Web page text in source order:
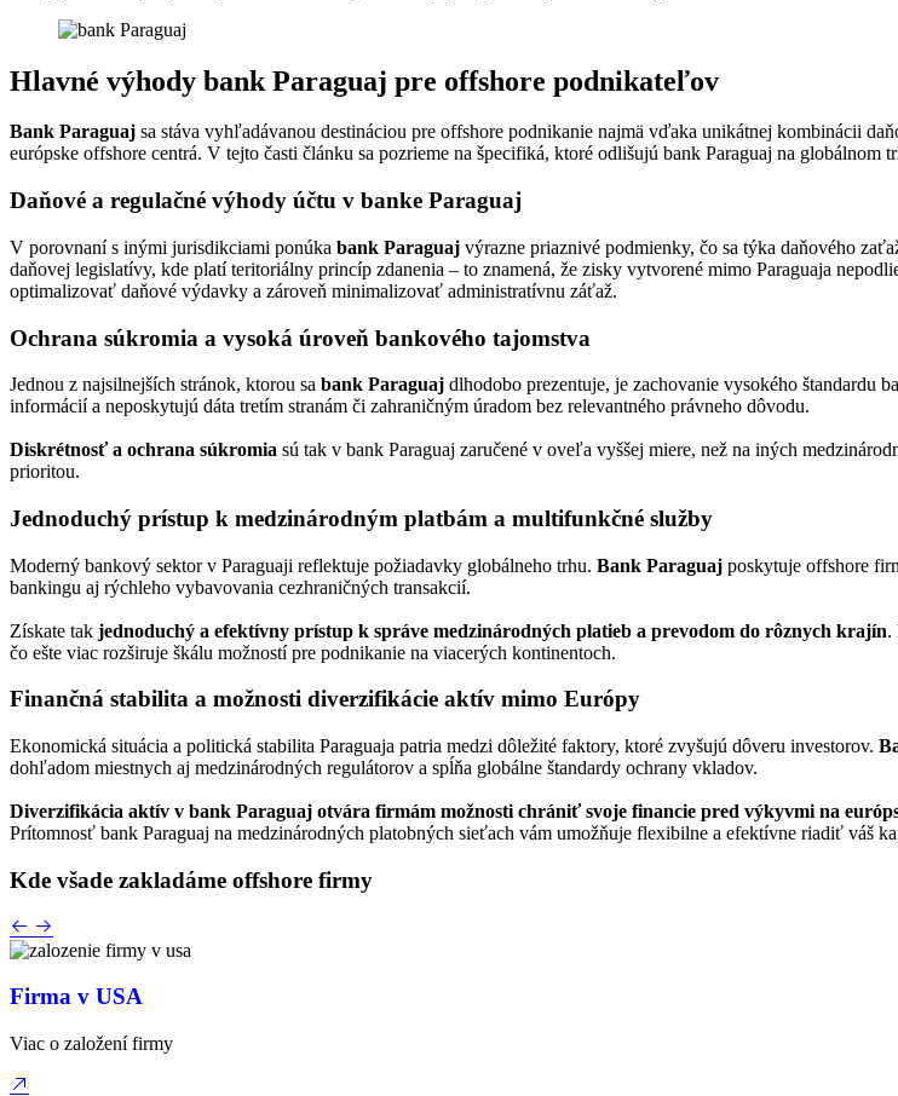
Hlavné výhody bank Paraguaj pre offshore podnikateľov
Bank Paraguaj sa stáva vyhľadávanou destináciou pre offshore podnikanie najmä vďaka unikátnej kombinácii
európske offshore centrá. V tejto časti článku sa pozrieme na špecifiká, ktoré odlišujú bank Paraguaj na
Daňové a regulačné výhody účtu v banke Paraguaj
V porovnaní s inými jurisdikciami ponúka bank Paraguaj výrazne priaznivé podmienky, čo sa týka daňového
daňovej legislatívy, kde platí teritoriálny princíp zdanenia – to znamená, že zisky vytvorené mimo Paraguaja
optimalizovať daňové výdavky a zároveň minimalizovať administratívnu záťaž.
Ochrana súkromia a vysoká úroveň bankového tajomstva
Jednou z najsilnejších stránok, ktorou sa bank Paraguaj dlhodobo prezentuje, je zachovanie vysokého štandardu
informácií a neposkytujú dáta tretím stranám či zahraničným úradom bez relevantného právneho dôvodu.
Diskrétnosť a ochrana súkromia sú tak v bank Paraguaj zaručené v oveľa vyššej miere, než na iných
prioritou.
Jednoduchý prístup k medzinárodným platbám a multifunkčné služby
Moderný bankový sektor v Paraguaji reflektuje požiadavky globálneho trhu. Bank Paraguaj poskytuje offshore
bankingu aj rýchleho vybavovania cezhraničných transakcií.
Získate tak jednoduchý a efektívny prístup k správe medzinárodných platieb a prevodom do rôznych krajín.
čo ešte viac rozširuje škálu možností pre podnikanie na viacerých kontinentoch.
Finančná stabilita a možnosti diverzifikácie aktív mimo Európy
Ekonomická situácia a politická stabilita Paraguaja patria medzi dôležité faktory, ktoré zvyšujú dôveru investorov.
dohľadom miestnych aj medzinárodných regulátorov a spĺňa globálne štandardy ochrany vkladov.
Diverzifikácia aktív v bank Paraguaj otvára firmám možnosti chrániť svoje financie pred výkyvmi na
Prítomnosť bank Paraguaj na medzinárodných platobných sieťach vám umožňuje flexibilne a efektívne riadiť váš
Kde všade zakladáme offshore firmy
Firma v USA
Viac o založení firmy